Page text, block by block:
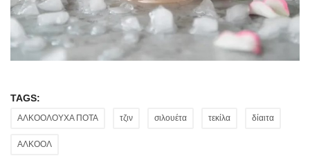
TAGS:
ΑΛΚΟΟΛΟΥΧΑ ΠΟΤΑ τζιν σιλουέτα τεκίλα δίαιτα
ΑΛΚΟΟΛ